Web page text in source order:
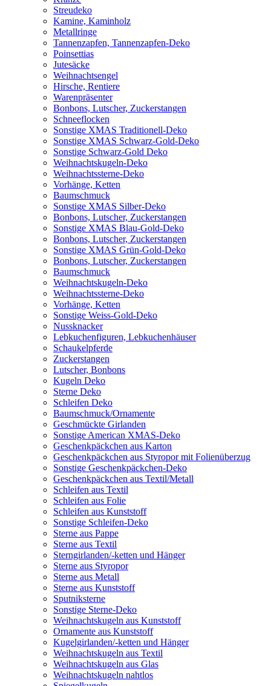
Streudeko
Kamine, Kaminholz
Metallringe
Tannenzapfen, Tannenzapfen-Deko
Poinsettias
Jutesäcke
Weihnachtsengel
Hirsche, Rentiere
Warenpräsenter
Bonbons, Lutscher, Zuckerstangen
Schneeflocken
Sonstige XMAS Traditionell-Deko
Sonstige XMAS Schwarz-Gold-Deko
Sonstige Schwarz-Gold Deko
Weihnachtskugeln-Deko
Weihnachtssterne-Deko
Vorhänge, Ketten
Baumschmuck
Sonstige XMAS Silber-Deko
Bonbons, Lutscher, Zuckerstangen
Sonstige XMAS Blau-Gold-Deko
Bonbons, Lutscher, Zuckerstangen
Sonstige XMAS Grün-Gold-Deko
Bonbons, Lutscher, Zuckerstangen
Baumschmuck
Weihnachtskugeln-Deko
Weihnachtssterne-Deko
Vorhänge, Ketten
Sonstige Weiss-Gold-Deko
Nussknacker
Lebkuchenfiguren, Lebkuchenhäuser
Schaukelpferde
Zuckerstangen
Lutscher, Bonbons
Kugeln Deko
Sterne Deko
Schleifen Deko
Baumschmuck/Ornamente
Geschmückte Girlanden
Sonstige American XMAS-Deko
Geschenkpäckchen aus Karton
Geschenkpäckchen aus Styropor mit Folienüberzug
Sonstige Geschenkpäckchen-Deko
Geschenkpäckchen aus Textil/Metall
Schleifen aus Textil
Schleifen aus Folie
Schleifen aus Kunststoff
Sonstige Schleifen-Deko
Sterne aus Pappe
Sterne aus Textil
Sterngirlanden/-ketten und Hänger
Sterne aus Styropor
Sterne aus Metall
Sterne aus Kunststoff
Sputniksterne
Sonstige Sterne-Deko
Weihnachtskugeln aus Kunststoff
Ornamente aus Kunststoff
Kugelgirlanden/-ketten und Hänger
Weihnachtskugeln aus Textil
Weihnachtskugeln aus Glas
Weihnachtskugeln nahtlos